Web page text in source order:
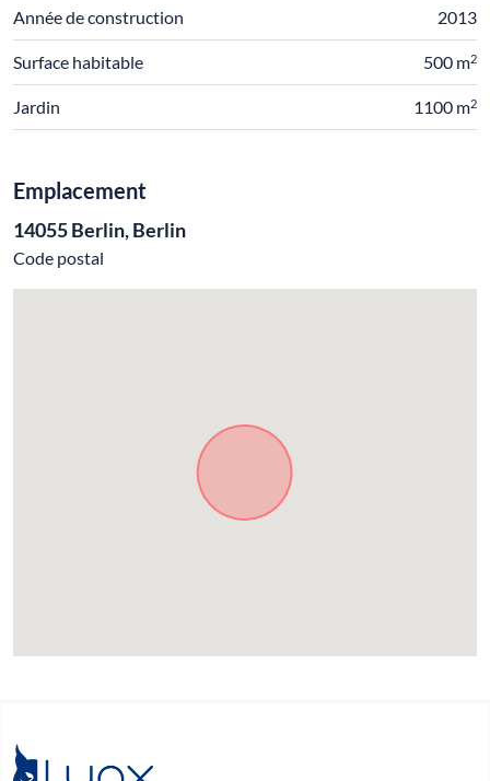
Année de construction 2013
Surface habitable 500 m2
Jardin 1100 m2
Emplacement
14055 Berlin, Berlin
Code postal